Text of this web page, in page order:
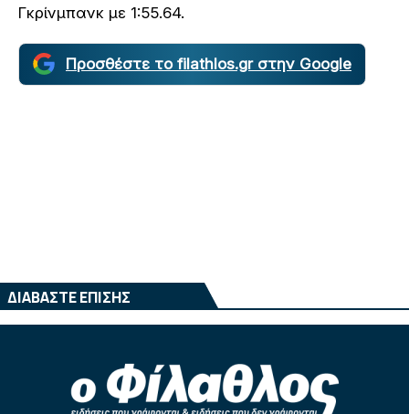
Γκρίνμπανκ με 1:55.64.
Προσθέστε το filathlos.gr στην Google
ΔΙΑΒΑΣΤΕ ΕΠΙΣΗΣ